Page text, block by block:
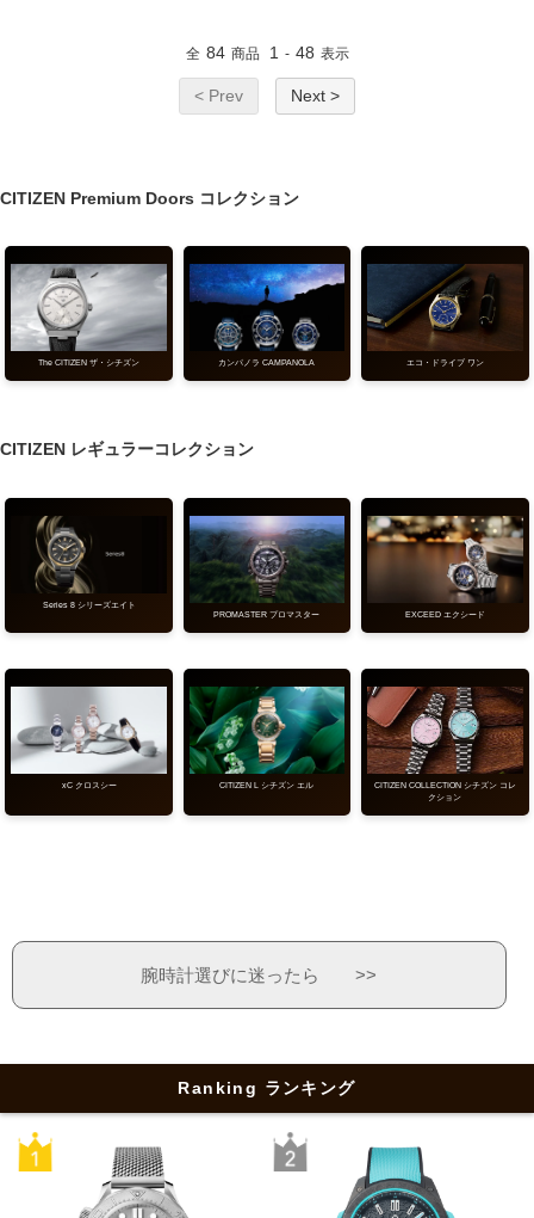
全 84 商品 1 - 48 表示
< Prev Next >
CITIZEN Premium Doors コレクション
The CITIZEN ザ・シチズン カンパノラ CAMPANOLA エコ・ドライブ ワン
CITIZEN レギュラーコレクション
Series 8 シリーズエイト
PROMASTER プロマスター
EXCEED エクシード
xC クロスシー CITIZEN L シチズン エル
CITIZEN COLLECTION シチズン コレ
クション
腕時計選びに迷ったら >>
Ranking ランキング